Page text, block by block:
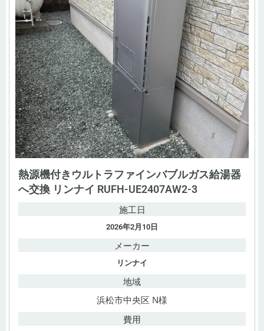
熱源機付きウルトラファインバブルガス給湯器
へ交換 リンナイ RUFH-UE2407AW2-3
施工日
2026年2月10日
メーカー
リンナイ
地域
浜松市中央区 N様
費用